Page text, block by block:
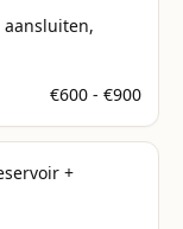
aansluiten,
€600 - €900
+